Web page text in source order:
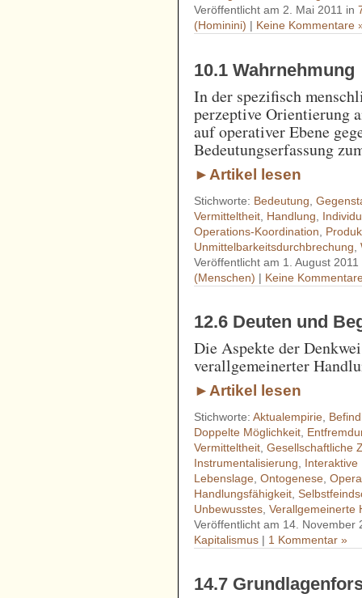
Veröffentlicht am 2. Mai 2011 in
(Hominini) | Keine Kommentare
10.1 Wahrnehmung
In der spezifisch
perzeptive Orientierung
auf operativer Ebene
Bedeutungserfassung
►Artikel lesen
Stichworte: Bedeutung ,
Vermitteltheit Handlung
Operations-Koordination
Unmittelbarkeitsdurchbrechung ,
Veröffentlicht am 1. August
(Menschen) | Keine
12.6 Deuten und
Die Aspekte der
verallgemeinerter
►Artikel lesen
Stichworte:Aktualempirie
Doppelte Möglichkeit
Vermitteltheit ,Gesellschaftliche
Instrumentalisierung
Interaktive
Lebenslage ,Ontogenese ,
Handlungsfähigkeit ,
Unbewusstes ,Verallgemeinerte
Veröffentlicht am 14. November
Kapitalismus | 1 Kommentar »
14.7